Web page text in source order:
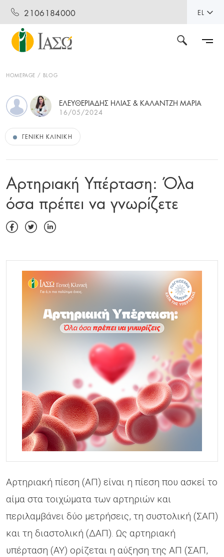
2106184000 EL
HOMEPAGE BLOG
ΕΛΕΥΘΕΡΙΑΔΗΣ ΗΛΙΑΣ & ΚΑΛΑΝΤΖΗ ΜΑΡΙΑ
16/05/2024
ΓΕΝΙΚΉ ΚΛΙΝΙΚΉ
Αρτηριακή Υπέρταση: Όλα
όσα πρέπει να γνωρίζετε
Αρτηριακή πίεση (ΑΠ) είναι η πίεση που ασκεί το
αίμα στα τοιχώματα των αρτηριών και
περιλαμβάνει δύο μετρήσεις, τη συστολική (ΣΑΠ)
και τη διαστολική (ΔΑΠ). Ως αρτηριακή
υπέρταση (ΑΥ) ορίζεται η αύξηση της ΑΠ (ΣΑΠ,